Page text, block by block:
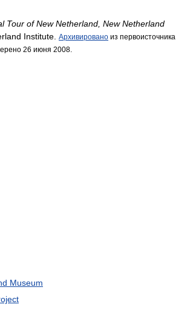
Tour of New Netherland, New Netherland
Institute. Архивировано из первоисточника
26 июня 2008.
Museum